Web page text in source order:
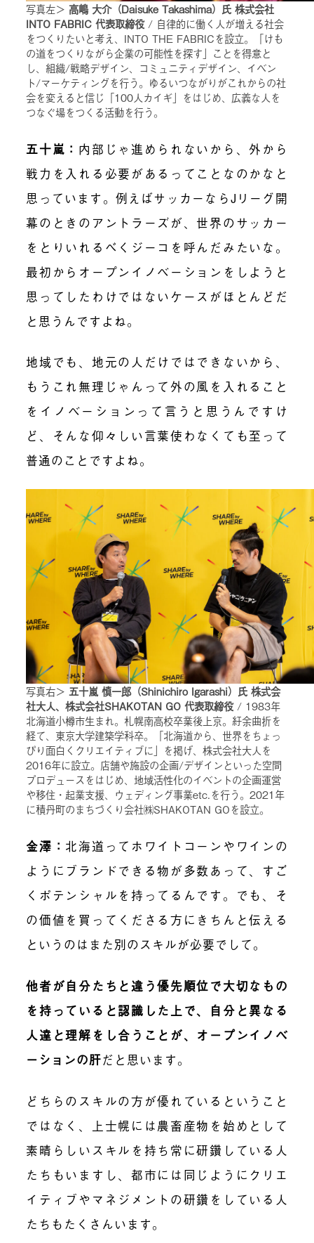
写真左＞ 高嶋 大介（Daisuke Takashima）氏 株式会社
INTO FABRIC 代表取締役/ 自律的に働く人が増える社会
をつくりたいと考え、INTO THE FABRICを設立。「けも
の道をつくりながら企業の可能性を探す」ことを得意と
し、組織/戦略デザイン、コミュニティデザイン、イベン
ト/マーケティングを行う。ゆるいつながりがこれからの社
会を変えると信じ「100人カイギ」をはじめ、広義な人を
つなぐ場をつくる活動を行う。
五十嵐 ： 内部じゃ進められないから、外から
戦力を入れる必要があるってことなのかなと
思っています。例えばサッカーならJリーグ開
幕のときのアントラーズが、世界のサッカー
をとりいれるべくジーコを呼んだみたいな。
最初からオープンイノベーションをしようと
思ってしたわけではないケースがほとんどだ
と思うんですよね。
地域でも、地元の人だけではできないから、
もうこれ無理じゃんって外の風を入れること
をイノベーションって言うと思うんですけ
ど、そんな仰々しい言葉使わなくても至って
普通のことですよね。
写真右＞五十嵐 慎一郎（Shinichiro Igarashi）氏 株式会
社大人、株式会社SHAKOTAN GO 代表取締役/ 1983年
北海道小樽市生まれ。札幌南高校卒業後上京。紆余曲折を
経て、東京大学建築学科卒。「北海道から、世界をちょっ
ぴり面白くクリエイティブに」を掲げ、株式会社大人を
2016年に設立。店舗や施設の企画/デザインといった空間
プロデュースをはじめ、地域活性化のイベントの企画運営
や移住・起業支援、ウェディング事業etc.を行う。2021年
に積丹町のまちづくり会社㈱SHAKOTAN GOを設立。
金澤 ： 北海道ってホワイトコーンやワインの
ようにブランドできる物が多数あって、すご
くポテンシャルを持ってるんです。でも、そ
の価値を買ってくださる方にきちんと伝える
というのはまた別のスキルが必要でして。
他者が自分たちと違う優先順位で大切なもの
を持っていると認識した上で、自分と異なる
人達と理解をし合うことが、オープンイノベ
ーションの肝だと思います。
どちらのスキルの方が優れているということ
ではなく、上士幌には農畜産物を始めとして
素晴らしいスキルを持ち常に研鑽している人
たちもいますし、都市には同じようにクリエ
イティブやマネジメントの研鑽をしている人
たちもたくさんいます。